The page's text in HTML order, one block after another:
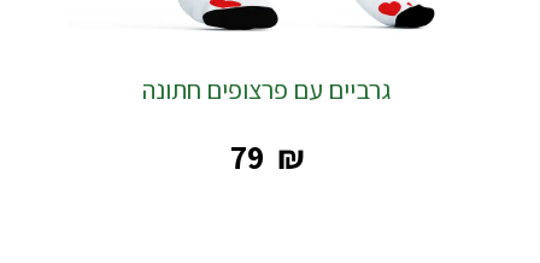
גרביים עם פרצופים חתונה
‎79 ₪